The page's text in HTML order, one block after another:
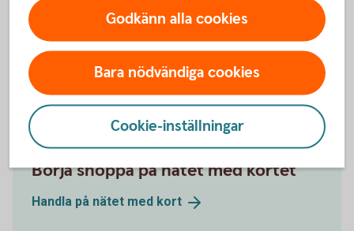
Handla på
nätet
Börja shoppa på nätet med kortet
Handla på nätet med kort
Godkänn alla cookies
Bara nödvändiga cookies
Cookie-inställningar